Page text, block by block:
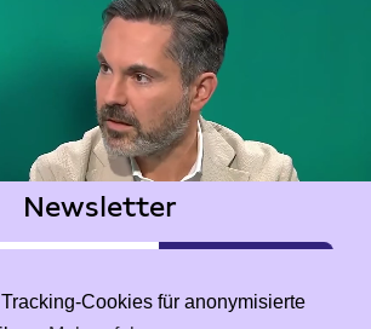
Cookies für anonymisierte
Newsletter